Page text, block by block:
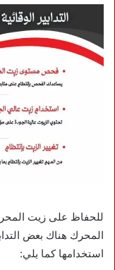
للحفاظ على زيت
المحرك هناك بعض
استخدامها كما يلي: